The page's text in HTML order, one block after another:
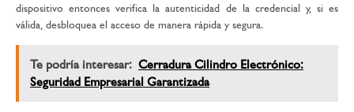
dispositivo entonces verifica la autenticidad de la credencial y, si es
válida, desbloquea el acceso de manera rápida y segura.
Te podría interesar: Cerradura Cilindro Electrónico:
Seguridad Empresarial Garantizada